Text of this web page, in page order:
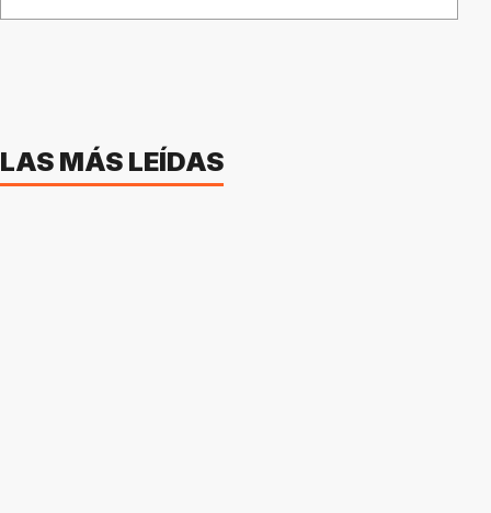
LAS MÁS LEÍDAS